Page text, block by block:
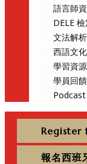
語言師
DELE 檢
文法解析
西語文化
學習資源
學員回
Podcast
Register
報名西班